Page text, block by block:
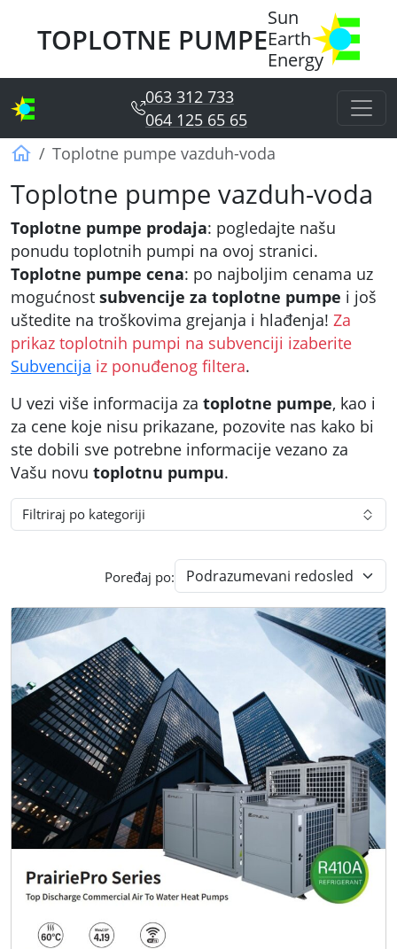
Sun
Earth
Energy
TOPLOTNE PUMPE
063 312 733
064 125 65 65
Sun Earth Energy
Toplotne pumpe vazduh-voda
Toplotne pumpe vazduh-voda
Toplotne pumpe prodaja: pogledajte našu
ponudu toplotnih pumpi na ovoj stranici.
Toplotne pumpe cena: po najboljim cenama uz
mogućnost subvencije za toplotne pumpe i još
uštedite na troškovima grejanja i hlađenja! Za
prikaz toplotnih pumpi na subvenciji izaberite
Subvencija iz ponuđenog filtera.
U vezi više informacija za toplotne pumpe, kao i
za cene koje nisu prikazane, pozovite nas kako bi
ste dobili sve potrebne informacije vezano za
Vašu novu toplotnu pumpu.
Filtriraj po kategoriji
Poređaj po: